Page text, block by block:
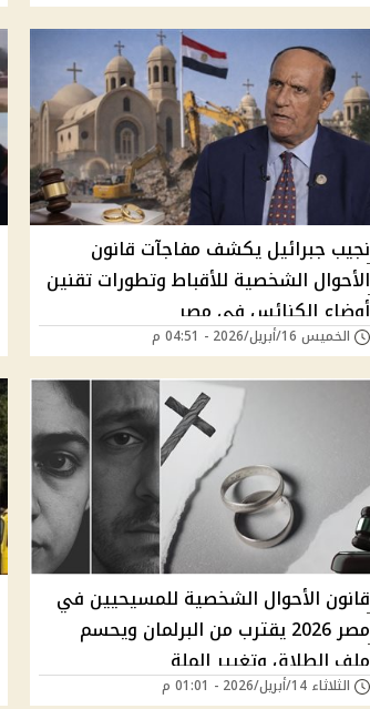
نجيب جبرائيل يكشف مفاجآت قانون
الأحوال الشخصية للأقباط وتطورات تقنين
أوضاع الكنائس في مصر
الخميس 16/أبريل/2026 - 04:51 م
قانون الأحوال الشخصية للمسيحيين في
مصر 2026 يقترب من البرلمان ويحسم
ملف الطلاق وتغيير الملة
الثلاثاء 14/أبريل/2026 - 01:01 م